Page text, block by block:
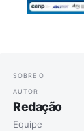
SOBRE O
AUTOR
Redação
Equipe